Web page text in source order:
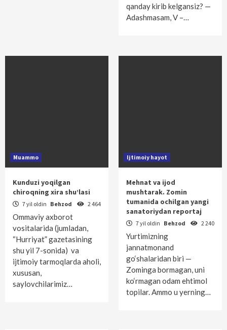
qanday kirib kelgansiz? —
Adashmasam, V –…
Muammo
Kunduzi yoqilgan
chiroqning xira shu’lasi
7 yil oldin Behzod 2 464
Ommaviy axborot
vositalarida (jumladan,
“Hurriyat” gazetasining
shu yil 7-sonida) va
ijtimoiy tarmoqlarda aholi,
xususan,
saylovchilarimiz…
Ijtimoiy hayot
Mehnat va ijod
mushtarak. Zomin
tumanida ochilgan yangi
sanatoriydan reportaj
7 yil oldin Behzod 2 240
Yurtimizning
jannatmonand
go‘shalaridan biri —
Zominga bormagan, uni
ko‘rmagan odam ehtimol
topilar. Ammo u yerning…